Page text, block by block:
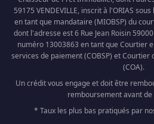
59175 VENDEVILLE, inscrit à l'ORIAS
en tant que mandataire (MIOBSP) du
dont l'adresse est 6 Rue Jean Roisin
numéro 13003863 en tant que Courtier
services de paiement (COBSP) et
(COA).
Un crédit vous engage et doit être
remboursement avant de
* Taux les plus bas pratiqués par